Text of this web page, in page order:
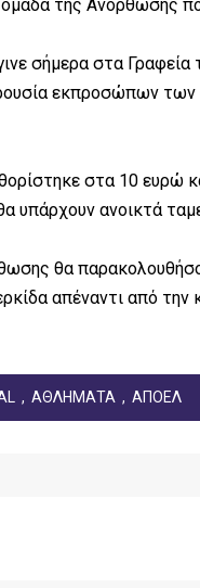
ομάδα της Ανόρθωσης
σήμερα στα
εκπροσώπων των
στα 10 ευρώ
υπάρχουν ανοικτά
θα
απέναντι από την
, ΑΘΛΗΜΑΤΑ , ΑΠΟΕΛ